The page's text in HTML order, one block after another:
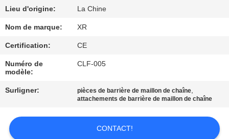
QUALITÉ
CONTACTEZ-
NOUS
DEMANDEZ
UNE
CITATION
Lieu d'origine: La Chine
Nom de marque: XR
Certification: CE
Numéro de
modèle:
CLF-005
Surligner: pièces de barrière de maillon de chaîne,
attachements de barrière de maillon de chaîne
CONTACT!